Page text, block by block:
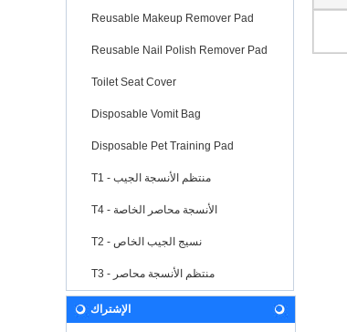
Reusable Makeup Remover Pad
Reusable Nail Polish Remover Pad
Toilet Seat Cover
Disposable Vomit Bag
Disposable Pet Training Pad
T1 - منتظم الأنسجة الجيب
T4 - الأنسجة محاصر الخاصة
T2 - نسيج الجيب الخاص
T3 - منتظم الأنسجة محاصر
الإشتراك